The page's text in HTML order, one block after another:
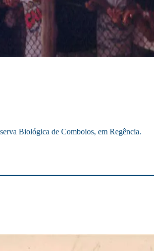
Biológica de Comboios, em Regência.